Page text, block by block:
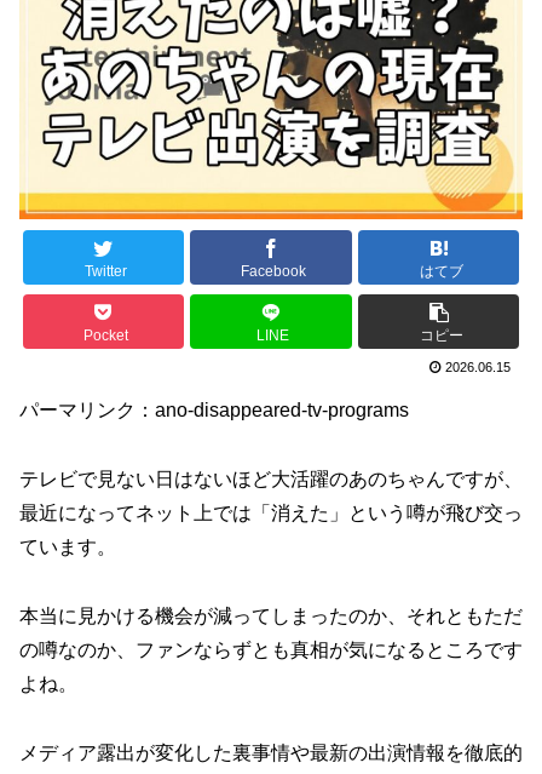
Twitter Facebook はてブ
Pocket LINE コピー
2026.06.15
パーマリンク：ano-disappeared-tv-programs
テレビで見ない日はないほど大活躍のあのちゃんですが、
最近になってネット上では「消えた」という噂が飛び交っ
ています。
本当に見かける機会が減ってしまったのか、それともただ
の噂なのか、ファンならずとも真相が気になるところです
よね。
メディア露出が変化した裏事情や最新の出演情報を徹底的